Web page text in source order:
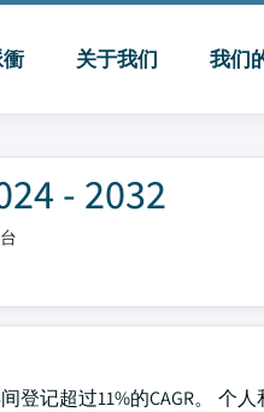
关于我们 我们
- 2032
登记超过11%的CAGR。 个